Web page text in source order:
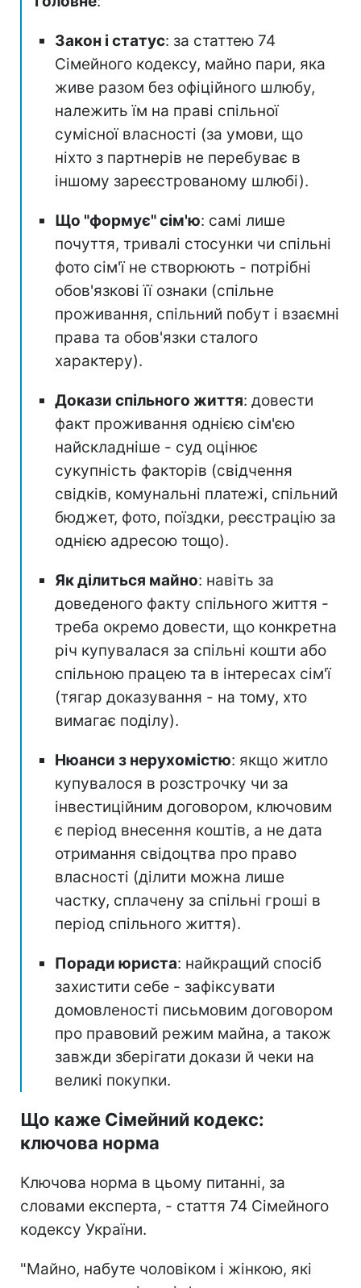
Закон і статус: за статтею 74
Сімейного кодексу, майно пари, яка
живе разом без офіційного шлюбу,
належить їм на праві спільної
сумісної власності (за умови, що
ніхто з партнерів не перебуває в
іншому зареєстрованому шлюбі).
Що "формує" сім'ю: самі лише
почуття, тривалі стосунки чи спільні
фото сім'ї не створюють - потрібні
обов'язкові її ознаки (спільне
проживання, спільний побут і взаємні
права та обов'язки сталого
характеру).
Докази спільного життя: довести
факт проживання однією сім'єю
найскладніше - суд оцінює
сукупність факторів (свідчення
свідків, комунальні платежі, спільний
бюджет, фото, поїздки, реєстрацію за
однією адресою тощо).
Як ділиться майно: навіть за
доведеного факту спільного життя -
треба окремо довести, що конкретна
річ купувалася за спільні кошти або
спільною працею та в інтересах сім'ї
(тягар доказування - на тому, хто
вимагає поділу).
Нюанси з нерухомістю: якщо житло
купувалося в розстрочку чи за
інвестиційним договором, ключовим
є період внесення коштів, а не дата
отримання свідоцтва про право
власності (ділити можна лише
частку, сплачену за спільні гроші в
період спільного життя).
Поради юриста: найкращий спосіб
захистити себе - зафіксувати
домовленості письмовим договором
про правовий режим майна, а також
завжди зберігати докази й чеки на
великі покупки.
Що каже Сімейний кодекс:
ключова норма
Ключова норма в цьому питанні, за
словами експерта, - стаття 74 Сімейного
кодексу України.
"Майно, набуте чоловіком і жінкою, які